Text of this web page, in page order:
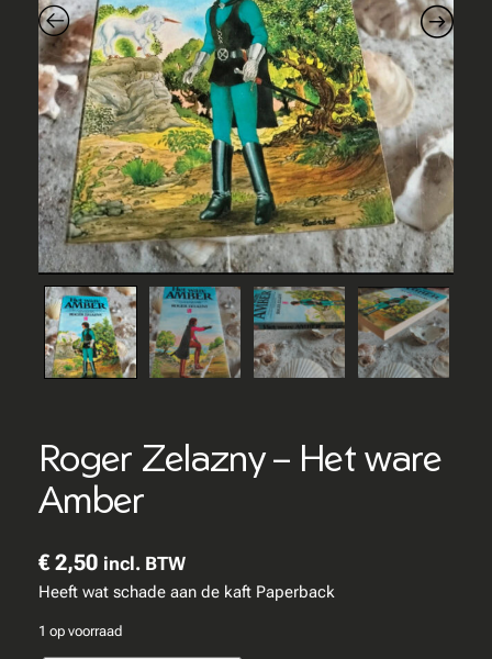
Roger Zelazny – Het ware
Amber
€2,50 incl. BTW
Heeft wat schade aan de kaft Paperback
1 op voorraad